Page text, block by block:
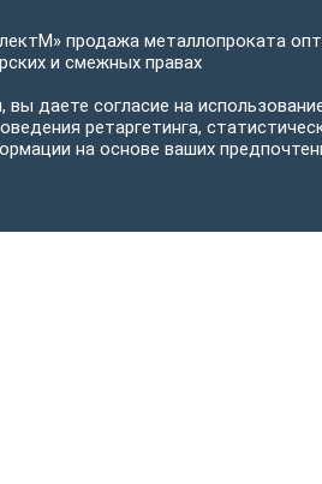
продажа металлопроката
и смежных правах
даете согласие на
ретаргетинга,
на основе ваших